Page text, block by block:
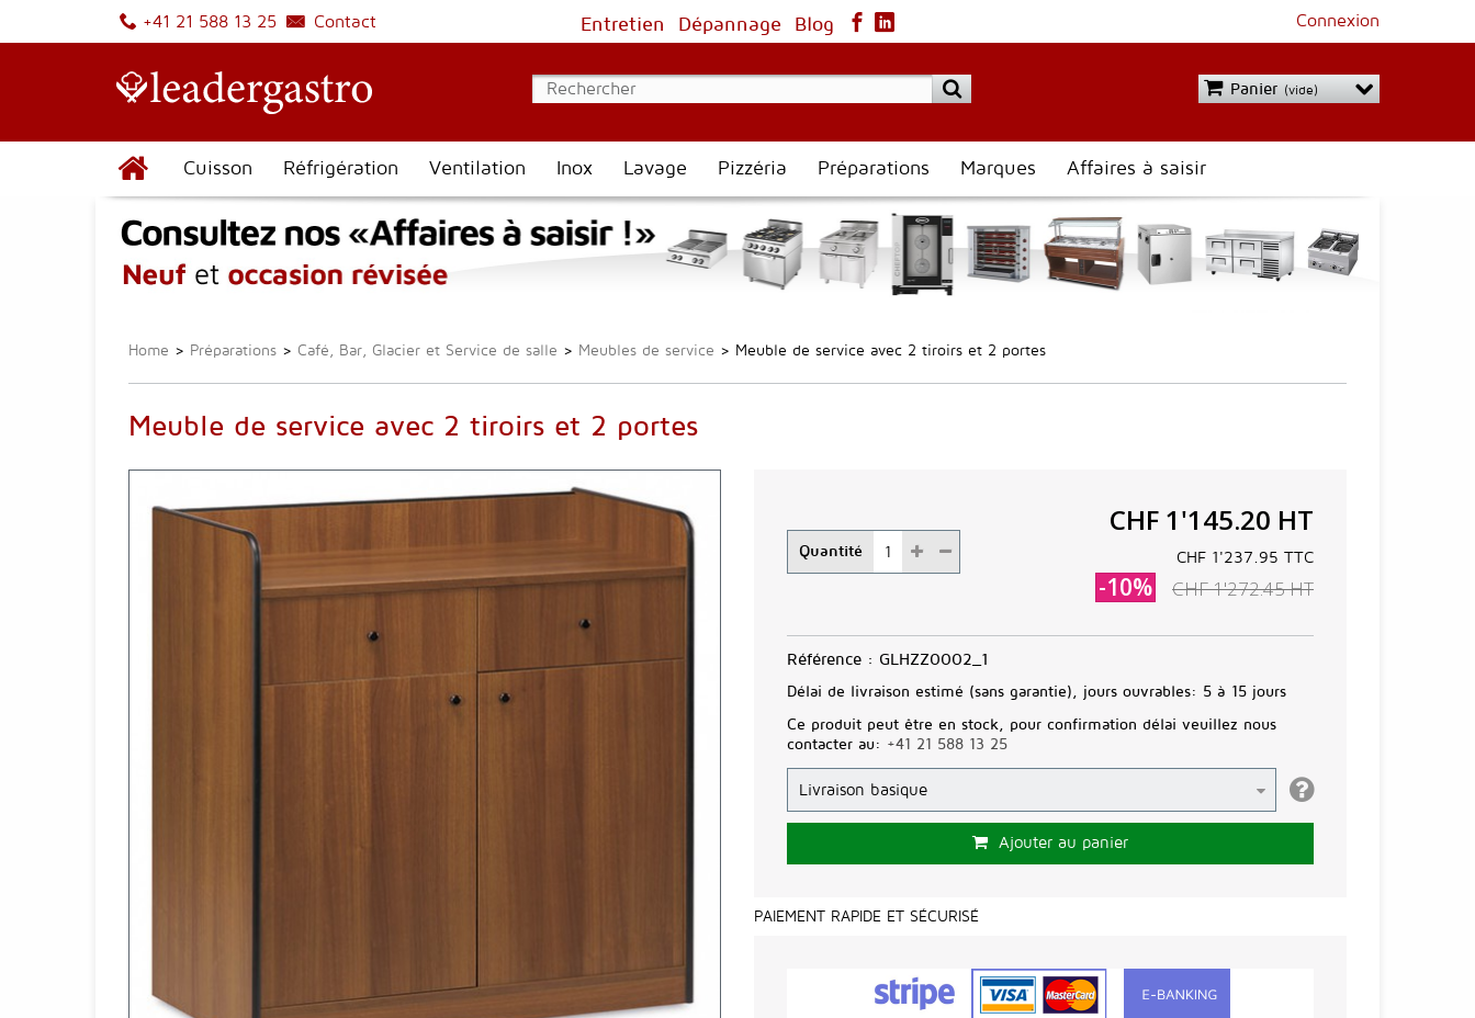
+41 21 588 13 25 Contact Connexion
Entretien Dépannage Blog
Panier (vide)
Cuisson Réfrigération Ventilation Inox Lavage Pizzéria Préparations Marques Affaires à saisir
Home > Préparations > Café, Bar, Glacier et Service de salle > Meubles de service > Meuble de service avec 2 tiroirs et 2 portes
Meuble de service avec 2 tiroirs et 2 portes
Quantité
CHF 1'145.20 HT
CHF 1'237.95 TTC
-10% CHF 1'272.45HT
Référence : GLHZZ0002_1
Délai de livraison estimé (sans garantie), jours ouvrables: 5 à 15 jours
Ce produit peut être en stock, pour confirmation délai veuillez nous
contacter au: +41 21 588 13 25
Ajouter au panier
PAIEMENT RAPIDE ET SÉCURISÉ